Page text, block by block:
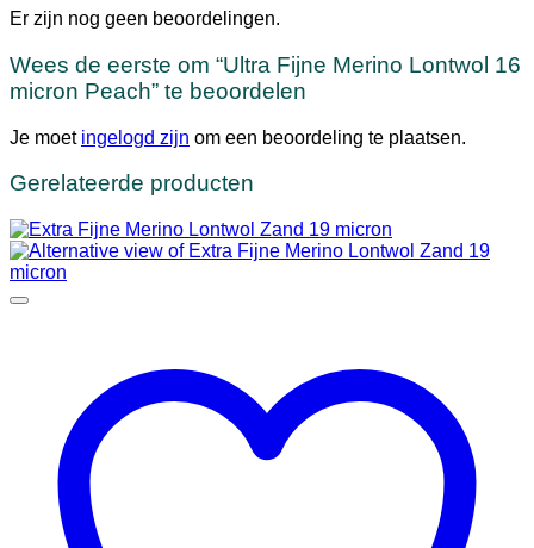
Er zijn nog geen beoordelingen.
Wees de eerste om “Ultra Fijne Merino Lontwol 16
micron Peach” te beoordelen
Je moet ingelogd zijn om een beoordeling te plaatsen.
Gerelateerde producten